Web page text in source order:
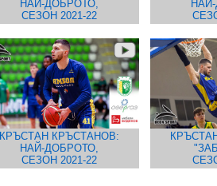
НАЙ-ДОБРОТО,
СЕЗОН 2021-22
КРЪСТАН КРЪСТАНОВ:
НАЙ-ДОБРОТО,
СЕЗОН 2021-22